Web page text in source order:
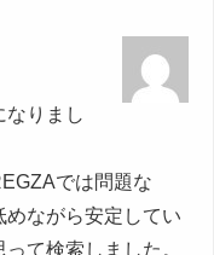
なりまし
では問題な
めながら安定してい
て検索しました。